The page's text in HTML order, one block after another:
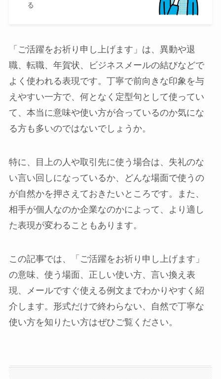
る
「ご活躍をお祈り申し上げます」は、異動や退
職、転職、年賀状、ビジネスメールの結びなどで
よく使われる表現です。丁寧で前向きな印象を与
えやすい一方で、何となく定型句として使ってい
て、本当に意味や使い方が合っているのか気にな
る方も多いのではないでしょうか。
特に、目上の人や取引先に使う場合は、失礼のな
い言い回しになっているか、どんな場面で使うの
が自然かを押さえておきたいところです。また、
相手が個人なのか企業なのかによって、より適し
た表現が変わることもあります。
この記事では、「ご活躍をお祈り申し上げます」
の意味、使う場面、正しい使い方、言い換え表
現、メールですぐ使える例文までわかりやすく紹
介します。形式だけで終わらない、自然で丁寧な
使い方を知りたい方はぜひご覧ください。